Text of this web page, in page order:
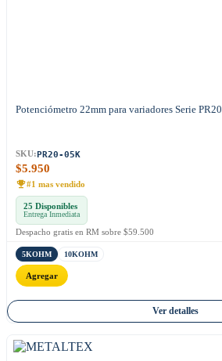
Potenciómetro 22mm para variadores Serie PR20
SKU:PR20-05K
$5.950
#1 mas vendido
25 Disponibles
Entrega Inmediata
Despacho gratis en RM sobre $59.500
5KOHM 10KOHM
Agregar
Ver detalles